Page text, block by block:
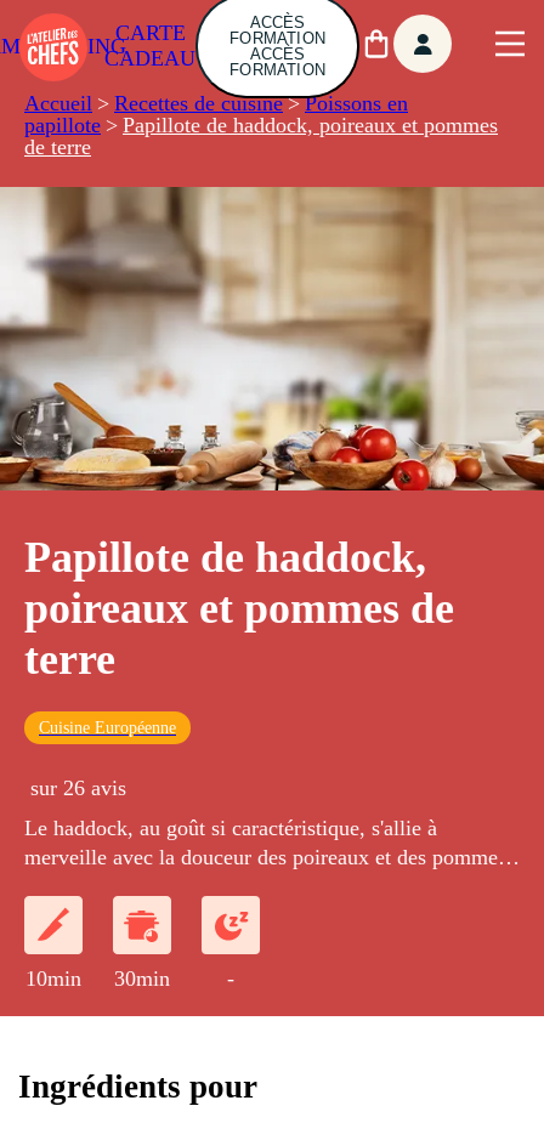
CARTE
CADEAU
ACCÈS
FORMATION
ACCÈS
FORMATION
Accueil > Recettes de cuisine > Poissons en
papillote > Papillote de haddock, poireaux et pommes
de terre
Papillote de haddock,
poireaux et pommes de
terre
Cuisine Européenne
sur 26 avis
Le haddock, au goût si caractéristique, s'allie à
merveille avec la douceur des poireaux et des pommes
10min 30min -
Ingrédients pour